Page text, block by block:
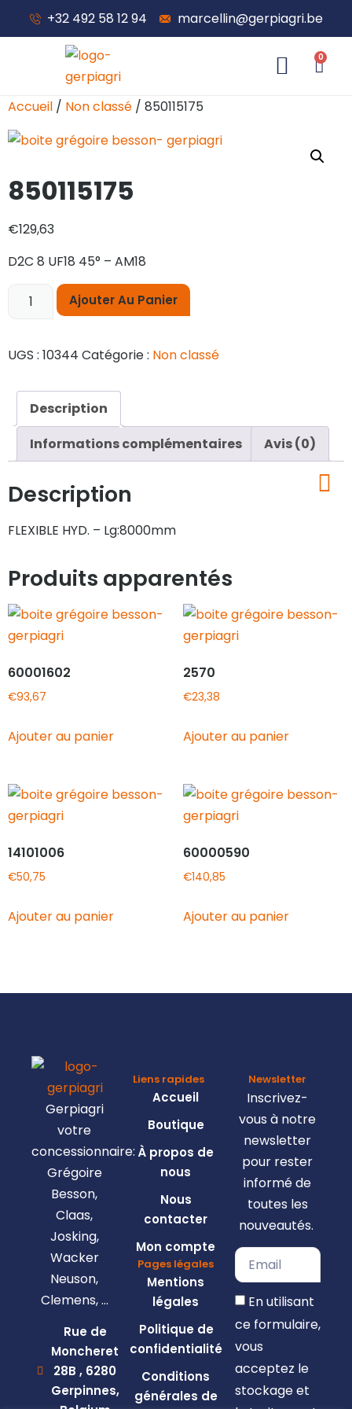
+32 492 58 12 94 marcellin@gerpiagri.be
0
Accueil / Non classé / 850115175
850115175
€129,63
D2C 8 UF18 45° – AM18
Ajouter Au Panier
UGS : 10344 Catégorie : Non classé
Description
Informations complémentaires
Avis (0)
Description
FLEXIBLE HYD. – Lg:8000mm
Produits apparentés
60001602
€93,67
Ajouter au panier
2570
€23,38
Ajouter au panier
14101006
€50,75
Ajouter au panier
60000590
€140,85
Ajouter au panier
Gerpiagri
votre
concessionnaire:
Grégoire
Besson,
Claas,
Josking,
Wacker
Neuson,
Clemens, …
Rue de
Moncheret
28B , 6280
Gerpinnes,
Liens rapides
Accueil
Boutique
À propos de
nous
Nous
contacter
Mon compte
Pages légales
Mentions
légales
Politique de
confidentialité
Conditions
générales de
Newsletter
Inscrivez-
vous à notre
newsletter
pour rester
informé de
toutes les
nouveautés.
En utilisant
ce formulaire,
vous
acceptez le
stockage et